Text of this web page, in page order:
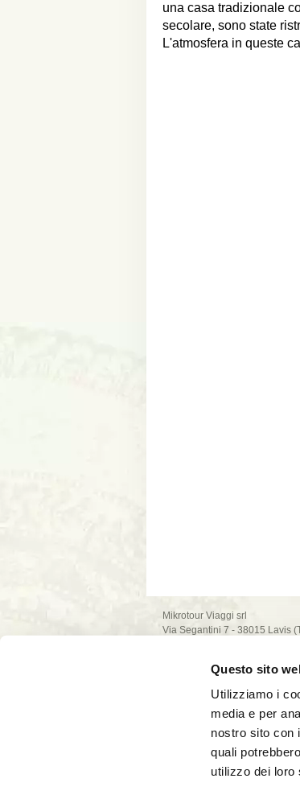
Questo sito
Utilizziamo i
media e per
nostro sito con
quali
utilizzo dei loro
una casa tradizionale
secolare, sono state
L'atmosfera in queste
Mikrotour Viaggi srl
Via Segantini 7 - 38015 Lavis
capitale sociale 10.000€
PEC: mikrotour @ legalmail.it
cookie policy